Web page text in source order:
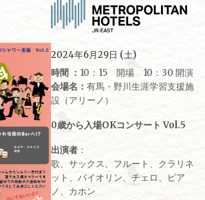
2024年6月29日 (土)
時間 ： 10：15 開場 10：30 開演
会場名： 有馬・野川生涯学習支援施
設（アリーノ）
0歳から入場OKコンサート Vol.5
出演者 ：
歌、サックス、フルート、クラリネ
ット、バイオリン、チェロ、ピア
ノ、カホン